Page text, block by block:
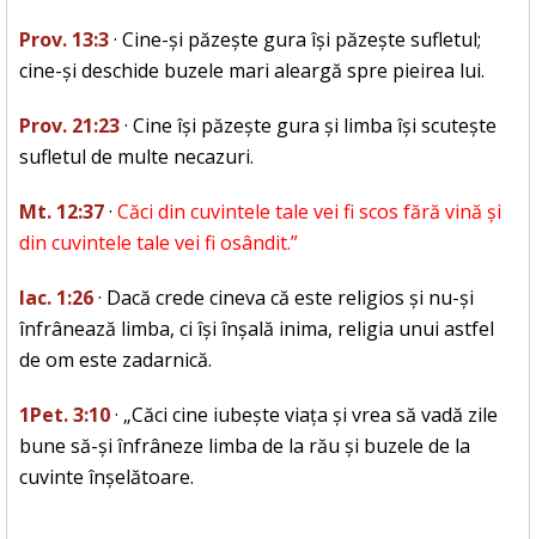
Prov. 13:3· Cine-și păzește gura își păzește sufletul;
cine-și deschide buzele mari aleargă spre pieirea lui.
Prov. 21:23· Cine își păzește gura și limba își scutește
sufletul de multe necazuri.
Mt. 12:37· Căci din cuvintele tale vei fi scos fără vină și
din cuvintele tale vei fi osândit.”
Iac. 1:26· Dacă crede cineva că este religios și nu-și
înfrânează limba, ci își înșală inima, religia unui astfel
de om este zadarnică.
1Pet. 3:10· „Căci cine iubește viața și vrea să vadă zile
bune să-și înfrâneze limba de la rău și buzele de la
cuvinte înșelătoare.